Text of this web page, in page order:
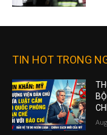
TIN HOT TRONG
CHÍ